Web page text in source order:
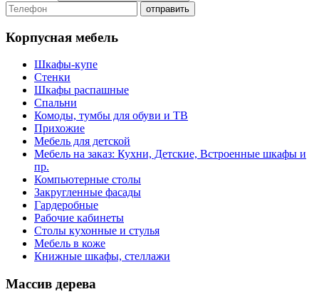
Корпусная мебель
Шкафы-купе
Стенки
Шкафы распашные
Спальни
Комоды, тумбы для обуви и ТВ
Прихожие
Мебель для детской
Мебель на заказ: Кухни, Детские, Встроенные шкафы и
пр.
Компьютерные столы
Закругленные фасады
Гардеробные
Рабочие кабинеты
Столы кухонные и стулья
Мебель в коже
Книжные шкафы, стеллажи
Массив дерева